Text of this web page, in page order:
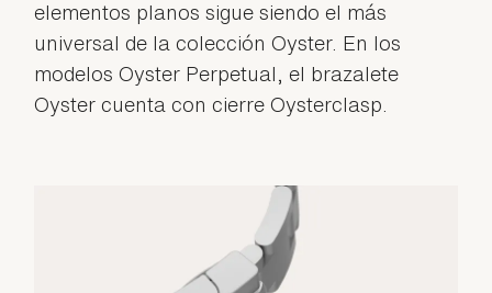
elementos planos sigue siendo el más
universal de la colección Oyster. En los
modelos Oyster Perpetual, el brazalete
Oyster cuenta con cierre Oysterclasp.